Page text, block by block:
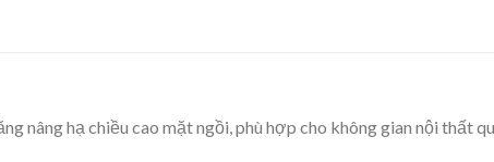
nâng hạ chiều cao mặt ngồi, phù hợp cho không gian nội thất